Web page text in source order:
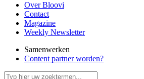
Over Bloovi
Contact
Magazine
Weekly Newsletter
Samenwerken
Content partner worden?